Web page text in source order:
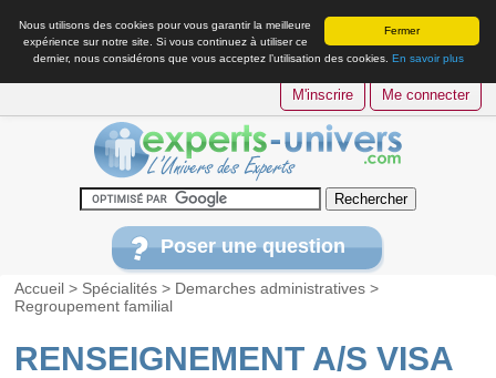
Fermer
Nous utilisons des cookies pour vous garantir la meilleure
expérience sur notre site. Si vous continuez à utiliser ce
dernier, nous considérons que vous acceptez l’utilisation des cookies. En savoir plus
M'inscrire Me connecter
Poser une question
Accueil > Spécialités > Demarches administratives >
Regroupement familial
RENSEIGNEMENT A/S VISA